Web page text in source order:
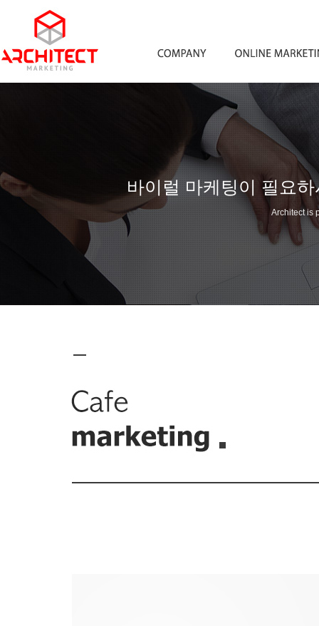
바이럴 마케팅이 필요
Architect is